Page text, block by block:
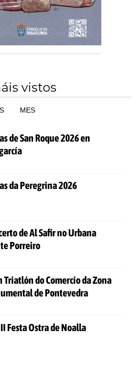
vistos
MES
de San Roque 2026 en
da Peregrina 2026
de Al Safir no Urbana
Porreiro
Triatlón do Comercio da Zona
de Pontevedra
Festa Ostra de Noalla